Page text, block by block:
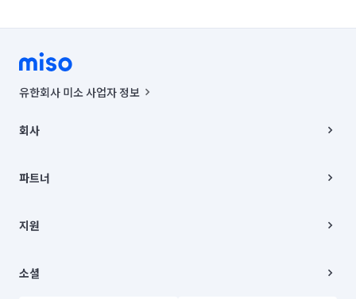
유한회사 미소 사업자 정보
00019 |
주소 | 본사: 서울특별시 종로구 율곡로 6(중학동, 트윈트리빌딩) B동 5층
컨택센터 : 서울특별시 종로구 수송동 율곡로 24, 7층, 8층 미소
상품, 상품정보, 거래에 관한 의무와 책임은 거래당사자에게 있습니다.
언론 보도 관련 문의:
© 유한회사 미소. Miso, Inc. All Rights Reserved.
회사
채용
파트너
이사
지원
이용약관
소셜